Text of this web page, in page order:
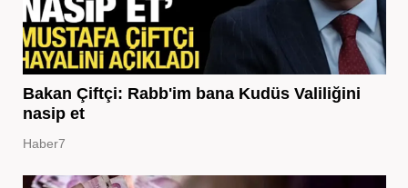
Bakan Çiftçi: Rabb'im bana Kudüs Valiliğini
nasip et
Haber7